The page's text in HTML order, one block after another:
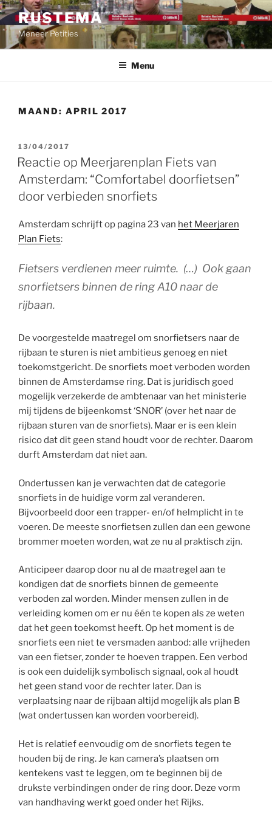
Ga
naar
inhoud
RUSTEMA
Meneer Petities
Menu
MAAND: APRIL 2017
GEPLAATST
OP
13/04/2017
Reactie op Meerjarenplan Fiets van
Amsterdam: “Comfortabel doorfietsen”
door verbieden snorfiets
Amsterdam schrijft op pagina 23 van het Meerjaren
Plan Fiets:
Fietsers verdienen meer ruimte. (…) Ook gaan
snorfietsers binnen de ring A10 naar de
rijbaan.
De voorgestelde maatregel om snorfietsers naar de
rijbaan te sturen is niet ambitieus genoeg en niet
toekomstgericht. De snorfiets moet verboden worden
binnen de Amsterdamse ring. Dat is juridisch goed
mogelijk verzekerde de ambtenaar van het ministerie
mij tijdens de bijeenkomst ‘SNOR’ (over het naar de
rijbaan sturen van de snorfiets). Maar er is een klein
risico dat dit geen stand houdt voor de rechter. Daarom
durft Amsterdam dat niet aan.
Ondertussen kan je verwachten dat de categorie
snorfiets in de huidige vorm zal veranderen.
Bijvoorbeeld door een trapper- en/of helmplicht in te
voeren. De meeste snorfietsen zullen dan een gewone
brommer moeten worden, wat ze nu al praktisch zijn.
Anticipeer daarop door nu al de maatregel aan te
kondigen dat de snorfiets binnen de gemeente
verboden zal worden. Minder mensen zullen in de
verleiding komen om er nu één te kopen als ze weten
dat het geen toekomst heeft. Op het moment is de
snorfiets een niet te versmaden aanbod: alle vrijheden
van een fietser, zonder te hoeven trappen. Een verbod
is ook een duidelijk symbolisch signaal, ook al houdt
het geen stand voor de rechter later. Dan is
verplaatsing naar de rijbaan altijd mogelijk als plan B
(wat ondertussen kan worden voorbereid).
Het is relatief eenvoudig om de snorfiets tegen te
houden bij de ring. Je kan camera’s plaatsen om
kentekens vast te leggen, om te beginnen bij de
drukste verbindingen onder de ring door. Deze vorm
van handhaving werkt goed onder het Rijks.